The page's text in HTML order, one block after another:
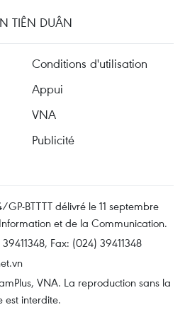
TIÊN DUÂN
Conditions d'utilisation
Appui
VNA
Publicité
BTTTT délivré le 11 septembre
et de la Communication.
Fax: (024) 39411348
VNA. La reproduction sans la
est interdite.